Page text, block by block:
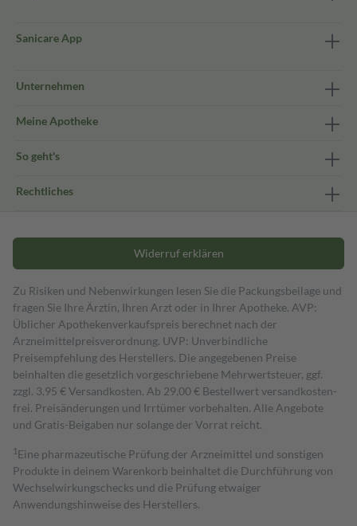
Sanicare App
Unternehmen
Meine Apotheke
So geht's
Rechtliches
Widerruf erklären
Zu Risiken und Nebenwirkungen lesen Sie die Packungsbeilage und
fragen Sie Ihre Ärztin, Ihren Arzt oder in Ihrer Apotheke. AVP:
Üblicher Apothekenverkaufspreis berechnet nach der
Arzneimittelpreisverordnung. UVP: Unverbindliche
Preisempfehlung des Herstellers. Die angegebenen Preise
beinhalten die gesetzlich vorgeschriebene Mehrwertsteuer, ggf.
zzgl. 3,95 € Versandkosten. Ab 29,00 € Bestell­wert versand­kosten­
frei. Preisänderungen und Irrtümer vorbehalten. Alle Angebote
und Gratis-Beigaben nur solange der Vorrat reicht.
1 Eine pharmazeutische Prüfung der Arzneimittel und sonstigen
Produkte in deinem Warenkorb beinhaltet die Durchführung von
Wechselwirkungschecks und die Prüfung etwaiger
Anwendungshinweise des Herstellers.